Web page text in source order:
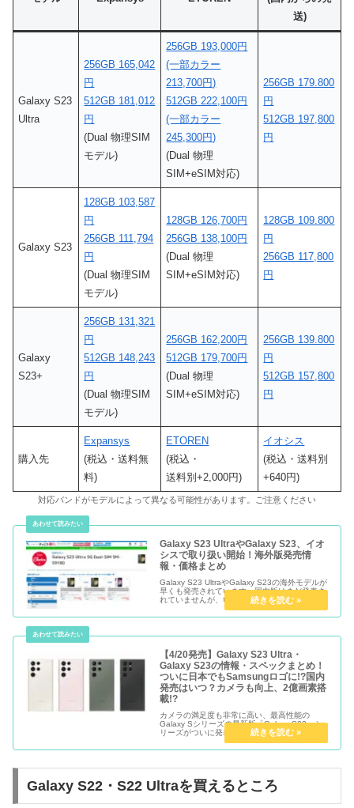
送)
Galaxy S23
Ultra
256GB 165,042
円
512GB 181,012
円
(Dual 物理SIM
モデル)
256GB 193,000円
(一部カラー
213,700円)
512GB 222,100円
(一部カラー
245,300円)
(Dual 物理
SIM+eSIM対応)
256GB 179.800
円
512GB 197,800
円
Galaxy S23
128GB 103,587
円
256GB 111,794
円
(Dual 物理SIM
モデル)
128GB 126,700円
256GB 138,100円
(Dual 物理
SIM+eSIM対応)
128GB 109.800
円
256GB 117,800
円
Galaxy
S23+
256GB 131,321
円
512GB 148,243
円
(Dual 物理SIM
モデル)
256GB 162,200円
512GB 179,700円
(Dual 物理
SIM+eSIM対応)
256GB 139.800
円
512GB 157,800
円
購入先
Expansys
(税込・送料無
料)
ETOREN
(税込・
送料別+2,000円)
イオシス
(税込・送料別
+640円)
対応バンドがモデルによって異なる可能性があります。ご注意ください
Galaxy S23 UltraやGalaxy S23、イオ
シスで取り扱い開始！海外版発売情
報・価格まとめ
Galaxy S23 UltraやGalaxy S23の海外モデルが
早くも発売されています。国内版はまだ発表さ
れていませんが、いち早く使いたい、という方
は海外版の入手も視野に入る人が多いでしょ
う。 イオシス・ETOREN・エクスパンシスな
【4/20発売】Galaxy S23 Ultra・
Galaxy S23の情報・スペックまとめ！
ついに日本でもSamsungロゴに!?国内
発売はいつ？カメラも向上、2億画素搭
載!?
カメラの満足度も非常に高い、最高性能の
Galaxy Sシリーズの最新版「Galaxy S23」シ
リーズがついに発表されました！ 今回の
Galaxy S23シリーズは、Galaxy S23・S23+は
見た目もGalaxy S22 Ultra同...
Galaxy S22・S22 Ultraを買えるところ